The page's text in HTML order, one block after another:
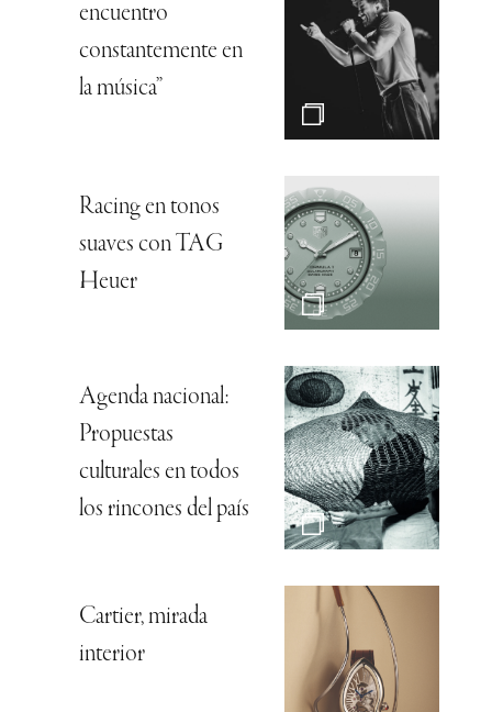
encuentro
constantemente en
la música”
Racing en tonos
suaves con TAG
Heuer
Agenda nacional:
Propuestas
culturales en todos
los rincones del país
Cartier, mirada
interior